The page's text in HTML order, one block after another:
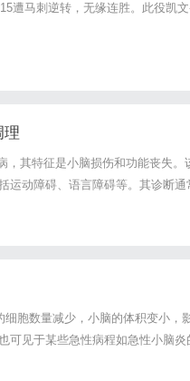
遭马刺逆转，无缘连胜。此役凯
理
，其特征是小脑损伤和功能丧失。
运动障碍、语言障碍等。其诊断通
经影像学检查等。小脑萎缩的病因
致小...
胞数量减少，小脑的体积变小，
可见于某些急性病程如急性小脑炎
到小脑萎缩，尤以老年人多见。